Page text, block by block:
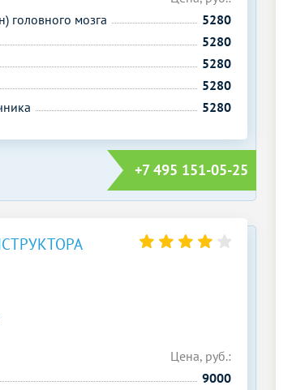
головного мозга
5280
5280
5280
5280
5280
+7 495 151-05-25
Цена, руб.:
9000